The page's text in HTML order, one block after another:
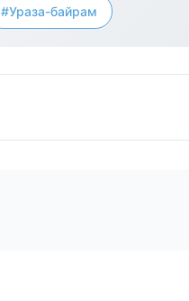
#Ураза-байрам